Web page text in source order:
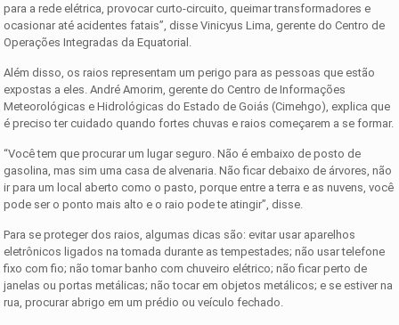
para a rede elétrica, provocar curto-circuito, queimar transformadores e
ocasionar até acidentes fatais”, disse Vinicyus Lima, gerente do Centro de
Operações Integradas da Equatorial.
Além disso, os raios representam um perigo para as pessoas que estão
expostas a eles. André Amorim, gerente do Centro de Informações
Meteorológicas e Hidrológicas do Estado de Goiás (Cimehgo), explica que
é preciso ter cuidado quando fortes chuvas e raios começarem a se formar.
“Você tem que procurar um lugar seguro. Não é embaixo de posto de
gasolina, mas sim uma casa de alvenaria. Não ficar debaixo de árvores, não
ir para um local aberto como o pasto, porque entre a terra e as nuvens, você
pode ser o ponto mais alto e o raio pode te atingir”, disse.
Para se proteger dos raios, algumas dicas são: evitar usar aparelhos
eletrônicos ligados na tomada durante as tempestades; não usar telefone
fixo com fio; não tomar banho com chuveiro elétrico; não ficar perto de
janelas ou portas metálicas; não tocar em objetos metálicos; e se estiver na
rua, procurar abrigo em um prédio ou veículo fechado.